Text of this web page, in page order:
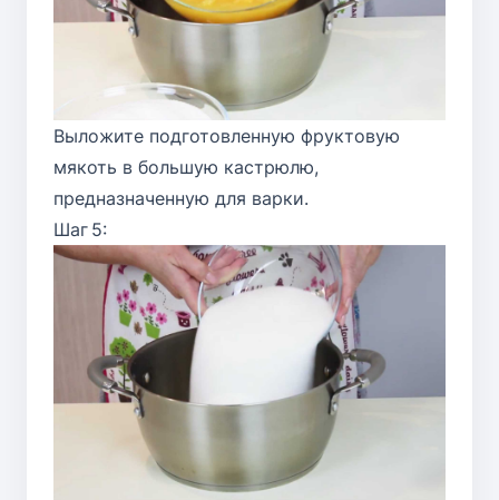
Выложите подготовленную фруктовую
мякоть в большую кастрюлю,
предназначенную для варки.
Шаг 5: